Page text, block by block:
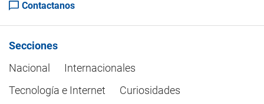
Contactanos
Secciones
Nacional
Internacionales
Tecnología e Internet
Curiosidades